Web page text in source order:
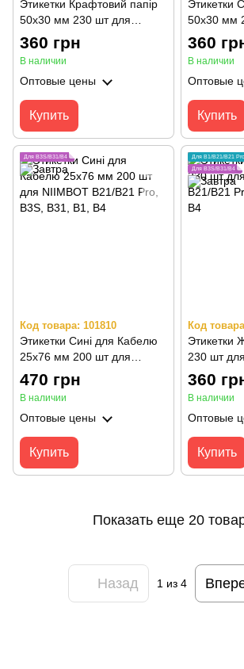
Этикетки Крафтовий папір
50х30 мм 230 шт для
NIIMBOT B21/B21 Pro, B1,
B3S, B31, B4
360 грн
В наличии
Оптовые цены
Купить
Этикетки
50х30 мм
NIIMBOT
B3S, B31,
360
В наличии
Оптовые
Купить
Для B3S/B31/B4
Код товара: 101810
Этикетки Сині для Кабелю
25х76 мм 200 шт для
NIIMBOT В21/B21 Pro, B3S,
B31, B1, B4
470 грн
В наличии
Оптовые цены
Купить
Для B1/B21/B21 Pro
Для B3S/B31/B4
Код
Этикетки
230 шт
B21/B21
B4
360
В наличии
Оптовые
Купить
Показать еще 20
Назад 1 из 4